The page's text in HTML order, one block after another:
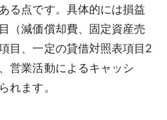
る点です。具体的には損益
（減価償却費、固定資産売
目、一定の貸借対照表項目2
営業活動によるキャッシ
れます。